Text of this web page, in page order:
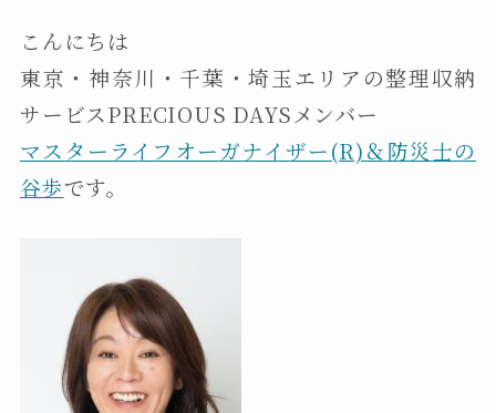
こんにちは
東京・神奈川・千葉・埼玉エリアの整理収納
サービスPRECIOUS DAYSメンバー
マスターライフオーガナイザー(R)＆防災士の
谷歩です。